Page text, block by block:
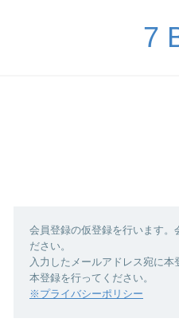
7
会員登録の仮登録を行います。
ださい。
入力したメールアドレス宛に本
本登録を行ってください。
※プライバシーポリシー